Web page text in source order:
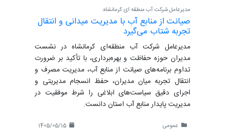
مدیرعامل شرکت آب منطقه ای کرمانشاه:
صیانت از منابع آب با مدیریت میدانی و انتقال
تجربه شتاب می‌گیرد
مدیرعامل شرکت آب منطقه‌ای کرمانشاه در نشست
مدیران حوزه حفاظت و بهره‌برداری، با تأکید بر ضرورت
تداوم برنامه‌های صیانت از منابع آب، مدیریت مصرف و
انتقال تجربه میان مدیران، حفظ انسجام مدیریتی و
اجرای دقیق سیاست‌های ابلاغی را شرط موفقیت در
مدیریت پایدار منابع آب استان دانست.
عمومی